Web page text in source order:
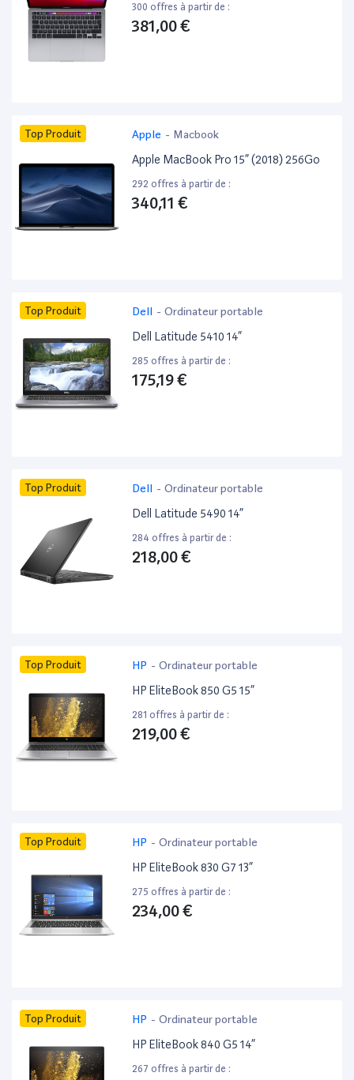
300 offres à partir de :
381,00 €
Top Produit Apple - Macbook
Apple MacBook Pro 15” (2018) 256Go
292 offres à partir de :
340,11 €
Top Produit Dell - Ordinateur portable
Dell Latitude 5410 14”
285 offres à partir de :
175,19 €
Top Produit Dell - Ordinateur portable
Dell Latitude 5490 14”
284 offres à partir de :
218,00 €
Top Produit HP - Ordinateur portable
HP EliteBook 850 G5 15”
281 offres à partir de :
219,00 €
Top Produit HP - Ordinateur portable
HP EliteBook 830 G7 13”
275 offres à partir de :
234,00 €
Top Produit HP - Ordinateur portable
HP EliteBook 840 G5 14”
267 offres à partir de :